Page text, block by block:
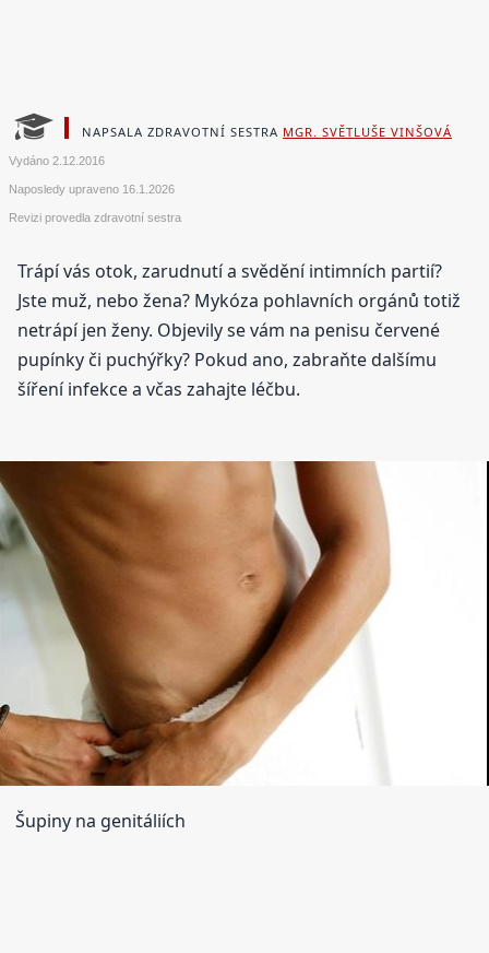
NAPSALA ZDRAVOTNÍ SESTRA MGR. SVĚTLUŠE VINŠOVÁ
Vydáno 2.12.2016
Naposledy upraveno 16.1.2026
Revizi provedla zdravotní sestra
Trápí vás otok, zarudnutí a svědění intimních partií?
Jste muž, nebo žena? Mykóza pohlavních orgánů totiž
netrápí jen ženy. Objevily se vám na penisu červené
pupínky či puchýřky? Pokud ano, zabraňte dalšímu
šíření infekce a včas zahajte léčbu.
Šupiny na genitáliích